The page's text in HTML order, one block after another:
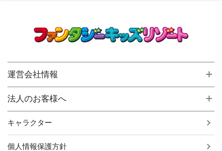
運営会社情報
法人のお客様へ
キャラクター
個人情報保護方針